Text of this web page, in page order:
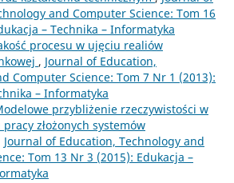
and Computer Science: Tom 16
– Technika – Informatyka
procesu w ujęciu realiów
, Journal of Education,
Computer Science: Tom 7 Nr 1 (2013):
– Informatyka
przybliżenie rzeczywistości w
złożonych systemów
Journal of Education, Technology and
Tom 13 Nr 3 (2015): Edukacja –